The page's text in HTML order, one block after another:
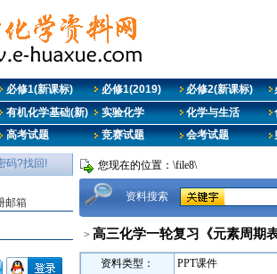
必修1(新课标) 必修1(2019) 必修2(新课标)
有机化学基础(新) 实验化学 化学与生活
高考试题 竞赛试题 会考试题
您现在的位置：\file8\
资料搜索
> 高三化学一轮复习《元素周期
资料类型：
PPT课件